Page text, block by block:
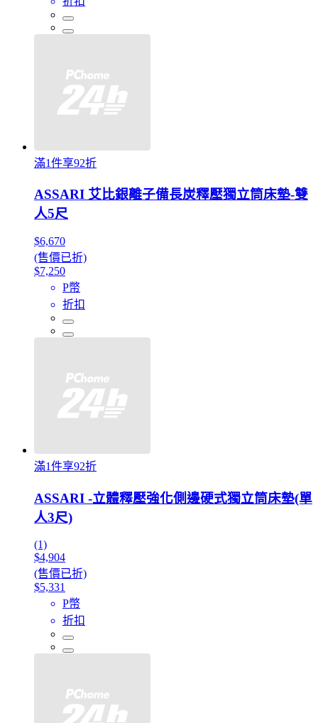
滿1件享92折
ASSARI 艾比銀離子備長炭釋壓獨立筒床墊-雙
人5尺
$6,670
(售價已折)
$7,250
P幣
折扣
滿1件享92折
ASSARI -立體釋壓強化側邊硬式獨立筒床墊(單
人3尺)
(1)
$4,904
(售價已折)
$5,331
P幣
折扣